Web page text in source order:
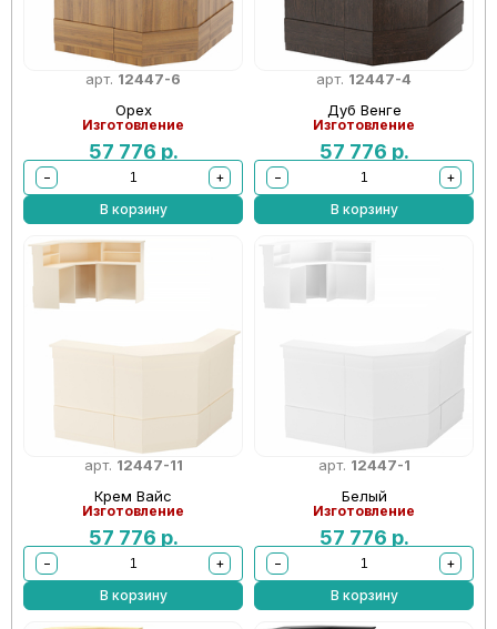
арт. 12447-6
Орех
Изготовление
57 776 р.
−
+
В корзину
арт. 12447-4
Дуб Венге
Изготовление
57 776 р.
−
+
В корзину
арт. 12447-11
Крем Вайс
Изготовление
57 776 р.
−
+
В корзину
арт. 12447-1
Белый
Изготовление
57 776 р.
−
+
В корзину